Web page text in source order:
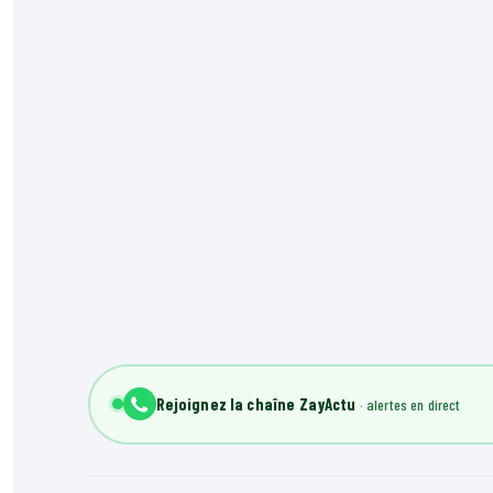
Rejoignez la chaîne ZayActu